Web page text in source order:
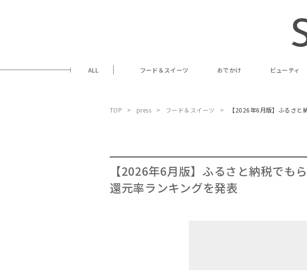
ALL フード＆スイーツ おでかけ ビューティ
TOP press フード＆スイーツ 【2026年6月版】ふるさ
【2026年6月版】ふるさと納税でも
還元率ランキングを発表